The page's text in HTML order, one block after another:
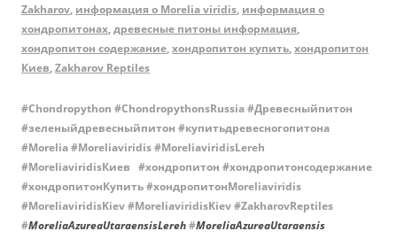
Zakharov, информация о Morelia viridis, информация о
хондропитонах,древесные питоны информация,
хондропитон содержание,хондропитон купить,хондропитон
Киев,Zakharov Reptiles
#Chondropython #ChondropythonsRussia #Древесныйпитон
#зеленыйдревесныйпитон #купитьдревесногопитона
#Morelia #Moreliaviridis #MoreliaviridisLereh
#MoreliaviridisКиев #хондропитон #хондропитонсодержание
#хондропитонКупить #хондропитонMoreliaviridis
#MoreliaviridisKiev #MoreliaviridisKiev #ZakharovReptiles
#MoreliaAzureaUtaraensisLereh#MoreliaAzureaUtaraensis